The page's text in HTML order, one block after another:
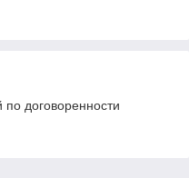
по договоренности